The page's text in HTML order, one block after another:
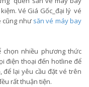
Vé Giá Gốc_đại lý vé
cũng như săn vé máy bay
chọn nhiều phương thức
điện thoại đến hotline để
để lại yêu cầu đặt vé trên
rất thuận tiện.